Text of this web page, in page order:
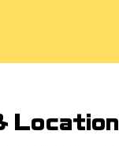
Location